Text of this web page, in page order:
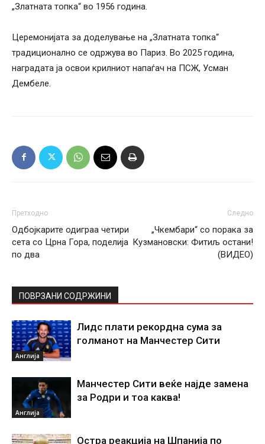
„Златната топка“ во 1956 година.
Церемонијата за доделување на „Златната топка“
традиционално се одржува во Париз. Во 2025 година,
наградата ја освои крилниот напаѓач на ПСЖ, Усман
Дембеле.
Претходно
Одбојкарите одиграа четири
сета со Црна Гора, поделија
по два
Следно
„Чкембари“ со порака за
Кузмановски: Фитиљ остани!
(ВИДЕО)
ПОВРЗАНИ СОДРЖИНИ
Англија
Лидс плати рекордна сума за
голманот на Манчестер Сити
Англија
Манчестер Сити веќе најде замена
за Родри и тоа каква!
Остра реакција на Шпанија по